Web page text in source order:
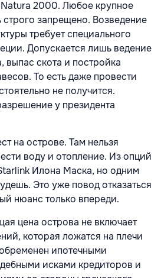
Natura 2000. Любое крупное
строго запрещено. Возведение
требует специального
Допускается лишь ведение
выпас скота и постройка
То есть даже провести
не получится.
у президента
на острове. Там нельзя
воду и отопление. Из опций
Илона Маска, но одним
Это уже повод отказаться
нюанс только впереди.
цена острова не включает
которая ложатся на плечи
ипотечными
исками кредиторов и